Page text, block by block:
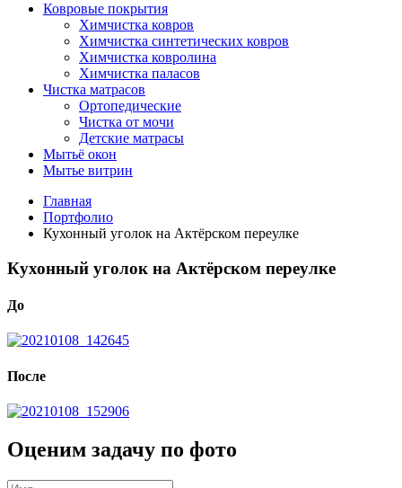
Ковровые покрытия
Химчистка ковров
Химчистка синтетических ковров
Химчистка ковролина
Химчистка паласов
Чистка матрасов
Ортопедические
Чистка от мочи
Детские матрасы
Мытьё окон
Мытье витрин
Главная
Портфолио
Кухонный уголок на Актёрском переулке
Кухонный уголок на Актёрском переулке
До
После
Оценим задачу по фото